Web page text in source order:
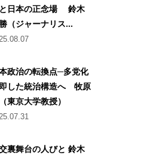
日本の正念場 鈴木
（ジャーナリス...
政治の転換点─多党化
した統治構造へ 牧原
東京大学教授）
裏舞台の人びと 鈴木